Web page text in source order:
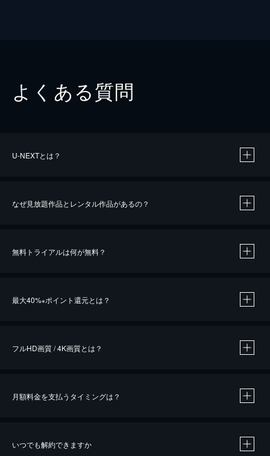
よくある質問
U-NEXTとは？
なぜ見放題作品とレンタル作品があるの？
無料トライアルは何が無料？
最大40%※ポイント還元とは？
※40％ポイント還元の対象は、クレジットカード決済による作品の購入 / レンタルです。
フルHD画質 / 4K画質とは？
月額料金を支払うタイミングは？
いつでも解約できますか